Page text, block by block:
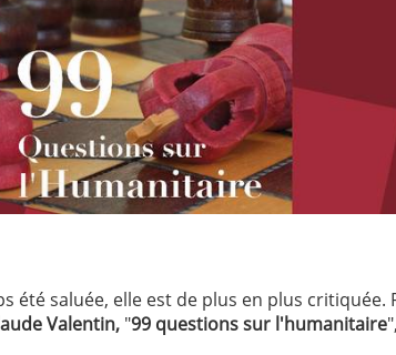
été saluée, elle est de plus en plus critiquée.
Valentin, "99 questions sur l'humanitaire